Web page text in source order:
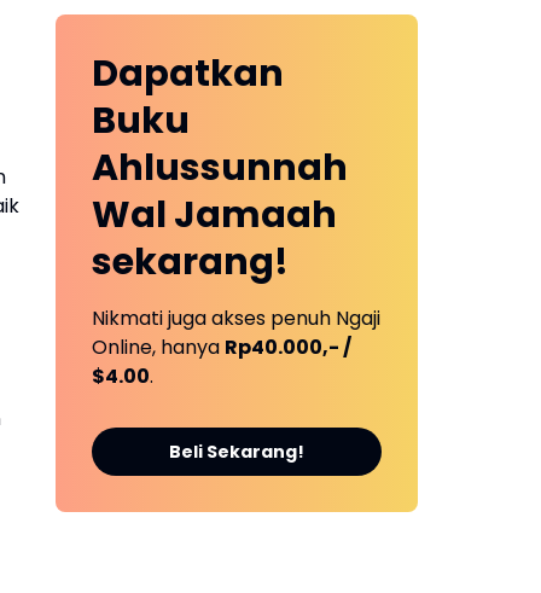
Dapatkan
Buku
Ahlussunnah
Wal Jamaah
sekarang!
Nikmati juga akses penuh Ngaji
Online, hanya Rp40.000,- /
$4.00.
Beli Sekarang!